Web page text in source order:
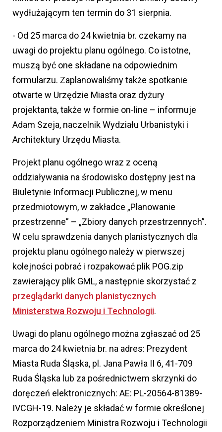
wydłużającym ten termin do 31 sierpnia.
- Od 25 marca do 24 kwietnia br. czekamy na
uwagi do projektu planu ogólnego. Co istotne,
muszą być one składane na odpowiednim
formularzu. Zaplanowaliśmy także spotkanie
otwarte w Urzędzie Miasta oraz dyżury
projektanta, także w formie on-line – informuje
Adam Szeja, naczelnik Wydziału Urbanistyki i
Architektury Urzędu Miasta.
Projekt planu ogólnego wraz z oceną
oddziaływania na środowisko dostępny jest na
Biuletynie Informacji Publicznej, w menu
przedmiotowym, w zakładce „Planowanie
przestrzenne” – „Zbiory danych przestrzennych”.
W celu sprawdzenia danych planistycznych dla
projektu planu ogólnego należy w pierwszej
kolejności pobrać i rozpakować plik POG.zip
zawierający plik GML, a następnie skorzystać z
przeglądarki danych planistycznych
Ministerstwa Rozwoju i Technologii.
Uwagi do planu ogólnego można zgłaszać od 25
marca do 24 kwietnia br. na adres: Prezydent
Miasta Ruda Śląska, pl. Jana Pawła II 6, 41-709
Ruda Śląska lub za pośrednictwem skrzynki do
doręczeń elektronicznych: AE: PL-20564-81389-
IVCGH-19. Należy je składać w formie określonej
Rozporządzeniem Ministra Rozwoju i Technologii